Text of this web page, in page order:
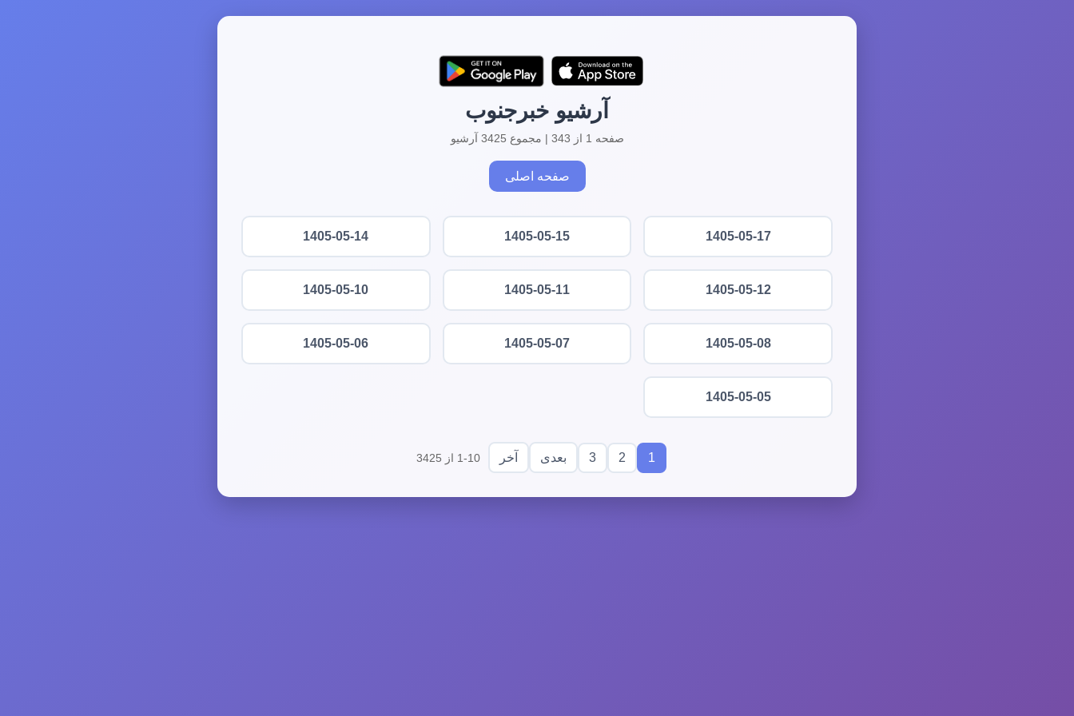
آرشیو خبرجنوب
صفحه 1 از 343 | مجموع 3425 آرشیو
صفحه اصلی
1405-05-17
1405-05-15
1405-05-14
1405-05-12
1405-05-11
1405-05-10
1405-05-08
1405-05-07
1405-05-06
1405-05-05
1
2
3 بعدی آخر 1-10 از 3425